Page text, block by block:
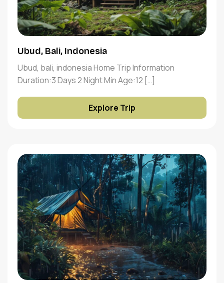
Ubud, Bali, Indonesia
Ubud, bali, indonesia Home Trip Information
Duration:3 Days 2 Night Min Age:12 […]
Explore Trip